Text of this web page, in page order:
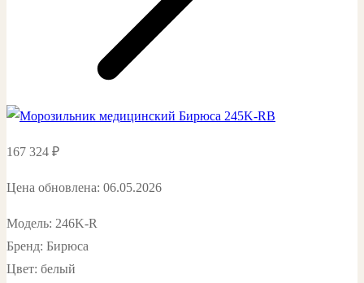
167 324 ₽
Цена обновлена: 06.05.2026
Модель: 246K-R
Бренд: Бирюса
Цвет: белый